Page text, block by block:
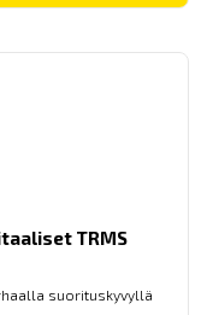
TRMS
suorituskyvyllä